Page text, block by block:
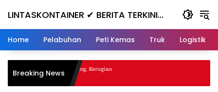
LINTASKONTAINER ✔ BERITA TERKINI
KONTAINER TERBARU HARI INI
Home Pelabuhan Peti Kemas Truk Logistik
Breaking News
Nanjak, Masuk ke Jurang, Kerugian